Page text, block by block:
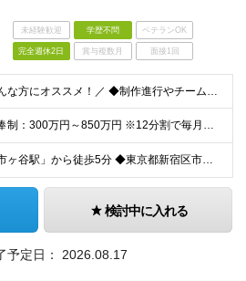
未経験歓迎 学歴不問 ベテランOK
完全週休2日 賞与複数月 面接1回
＼こんな方にオススメ！／ ◆制作進行やチームでのプロジェクト経験がある方 ◆クライアントや社内メンバーと円滑にコミュニケーションを取れる方 ◆WEBやアプリ制作の進行やディレクションの実務経験をお持
◆年俸制：300万円～850万円 ※12分割で毎月支給 ※アシスタント（WEBディレクターを目指しているWEBデザイナーや コーダーなど関連スキルをお持ちの方、新卒や第二新卒の方）も含め、 スキル
＊「市ヶ谷駅」から徒歩5分 ◆東京都新宿区市谷左内町5 4F (変更の範囲)上記を除く当社関連勤務地
検討中に入れる
予定日： 2026.08.17